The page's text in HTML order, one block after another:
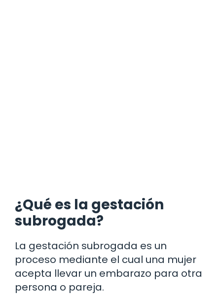
¿Qué es la gestación
subrogada?
La gestación subrogada es un
proceso mediante el cual una mujer
acepta llevar un embarazo para otra
persona o pareja.